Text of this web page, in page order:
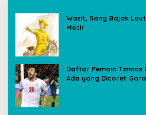
Wasit, Sang Bajak
Mesir
Daftar Pemain Timnas
Ada yang Dicoret